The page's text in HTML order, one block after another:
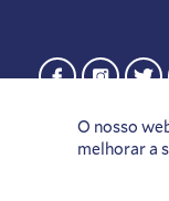
O nosso
melhorar a